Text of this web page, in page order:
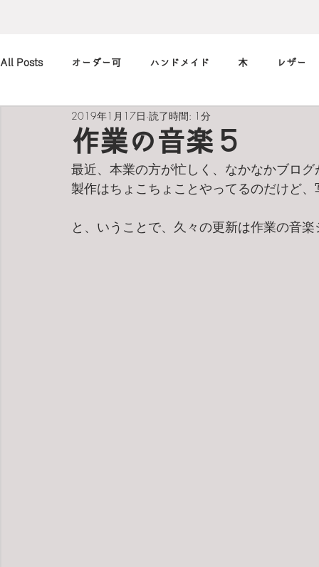
All Posts オーダー可 ハンドメイド 木 レザー
カメラ 本 筆記用具
art 買ったもの 小休止の 習慣
作業の音楽５
2019年1月17日 読了時間: 1分
最近、本業の方が忙しく、なかなかブロ
製作はちょこちょことやってるのだけど
と、いうことで、久々の更新は作業の音